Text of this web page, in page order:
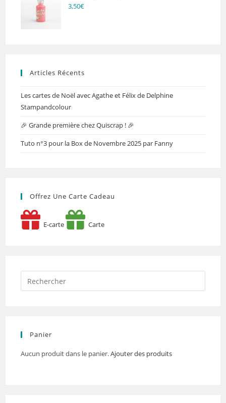
3,50€
Articles Récents
Les cartes de Noël avec Agathe et Félix de Delphine
Stampandcolour
🎉 Grande première chez Quiscrap ! 🎉
Tuto n°3 pour la Box de Novembre 2025 par Fanny
Offrez Une Carte Cadeau
E-carte Carte
Panier
Aucun produit dans le panier.Ajouter des produits